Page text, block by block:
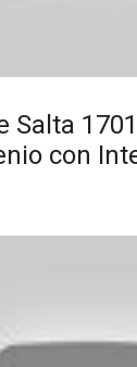
Salta
con